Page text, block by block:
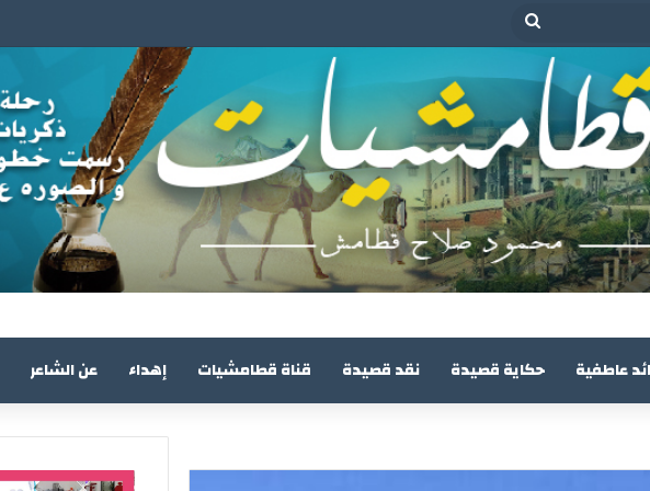
بحث
عاطفية حكاية قصيدة نقد قصيدة قناة قطامشيات إهداء عن الشاعر